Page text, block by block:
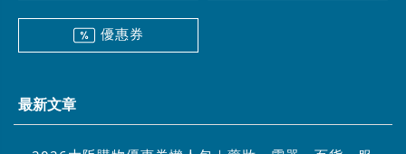
優惠券
最新文章